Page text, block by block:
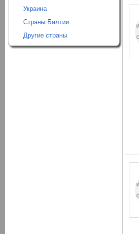
Украина
Страны Балтии
Другие страны